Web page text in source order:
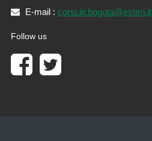
E-mail : corsi.iicbogota@esteri.it
Follow us